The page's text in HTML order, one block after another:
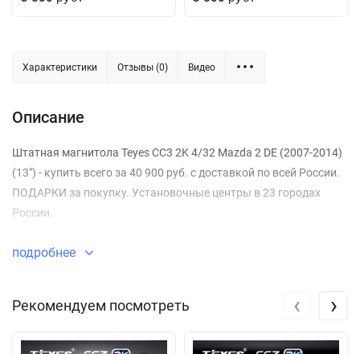
Характеристики Отзывы (0) Видео
Описание
Штатная магнитола Teyes CC3 2K 4/32 Mazda 2 DE (2007-2014)
(13") - купить всего за 40 900 руб. с доставкой по всей России.
ПОДАРКИ за покупку. Установочные центры в 23 городах
России.
подробнее
Рекомендуем посмотреть ‹ ›